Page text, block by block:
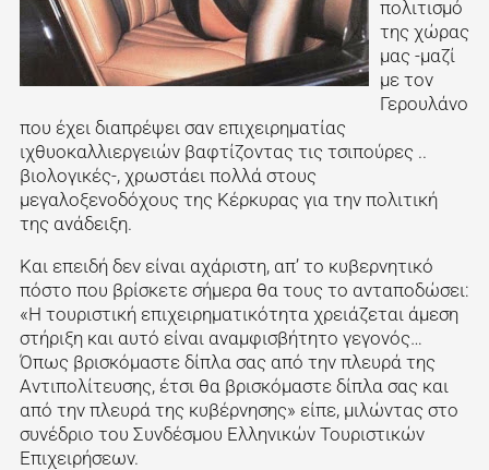
πολιτισμό
της χώρας
μας -μαζί
με τον
Γερουλάνο
που έχει διαπρέψει σαν επιχειρηματίας
ιχθυοκαλλιεργειών βαφτίζοντας τις τσιπούρες ..
βιολογικές-, χρωστάει πολλά στους
μεγαλοξενοδόχους της Κέρκυρας για την πολιτική
της ανάδειξη.
Και επειδή δεν είναι αχάριστη, απ’ το κυβερνητικό
πόστο που βρίσκετε σήμερα θα τους το ανταποδώσει:
«Η τουριστική επιχειρηματικότητα χρειάζεται άμεση
στήριξη και αυτό είναι αναμφισβήτητο γεγονός…
Όπως βρισκόμαστε δίπλα σας από την πλευρά της
Αντιπολίτευσης, έτσι θα βρισκόμαστε δίπλα σας και
από την πλευρά της κυβέρνησης» είπε, μιλώντας στο
συνέδριο του Συνδέσμου Ελληνικών Τουριστικών
Επιχειρήσεων.